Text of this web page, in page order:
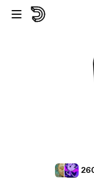
Passa al contenuto